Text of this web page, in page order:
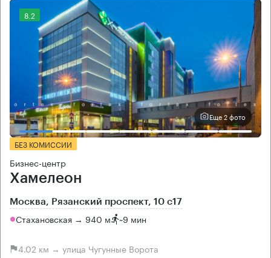
8.2
Еще 2 фото
БЕЗ КОМИССИИ
Бизнес-центр
Хамелеон
Москва, Рязанский проспект, 10 с17
Стахановская → 940 м ~9 мин
4.02 км → улица Чугунные Ворота